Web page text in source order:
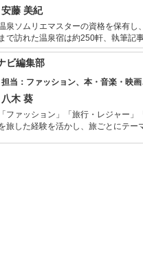
安藤 美紀
泉ソムリエマスターの資格を保有
まで訪れた温泉宿は約250軒、執筆記
健康指導士の資格も取得。お家でも
ビ編集部
担当：ファッション、本・音楽・映
八木 葵
「ファッション」「旅行・レジャー
旅した経験を活かし、旅ごとにテ